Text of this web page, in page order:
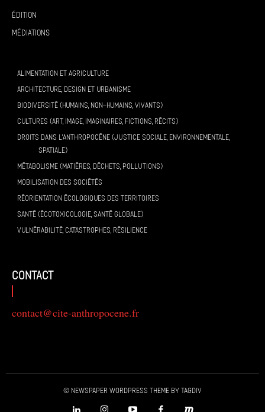
Édition
Médiations
ALIMENTATION ET AGRICULTURE
ARCHITECTURE, DESIGN ET URBANISME
BIODIVERSITÉ (HUMAINS, NON-HUMAINS, VIVANTS)
CULTURES (ART, IMAGE, IMAGINAIRES, FICTIONS, RÉCITS)
DROITS DANS L’ANTHROPOCÈNE (JUSTICE SOCIALE, ENVIRONNEMENTALE,
SPATIALE)
MÉTABOLISME (MATIÈRES, DÉCHETS, POLLUTIONS)
MOBILISATION DES SOCIÉTÉS
RÉORIENTATION ÉCOLOGIQUES DES TERRITOIRES
SANTÉ (ÉCOTOXICOLOGIE, SANTÉ GLOBALE)
VULNÉRABILITÉ, CATASTROPHES, RÉSILIENCE
contact
contact@cite-anthropocene.fr
© Newspaper WordPress Theme by TagDiv